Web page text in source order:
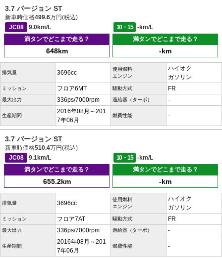
3.7 バージョン ST
新車時価格499.6万円(税込)
JC08
9.0km/L 10・15
-km/L
満タンでどこまで走る？
648km
満タンでどこまで走る？
-km
排気量 3696cc
使用燃料
エンジン
ハイオク
ガソリン
ミッション フロア6MT 駆動方式 FR
最大出力 336ps/7000rpm 過給器（ターボ） -
生産期間
2016年08月～201
7年06月
燃費性能 -
3.7 バージョン ST
新車時価格510.4万円(税込)
JC08
9.1km/L 10・15
-km/L
満タンでどこまで走る？
655.2km
満タンでどこまで走る？
-km
排気量 3696cc
使用燃料
エンジン
ハイオク
ガソリン
ミッション フロア7AT 駆動方式 FR
最大出力 336ps/7000rpm 過給器（ターボ） -
生産期間
2016年08月～201
7年06月
燃費性能 -